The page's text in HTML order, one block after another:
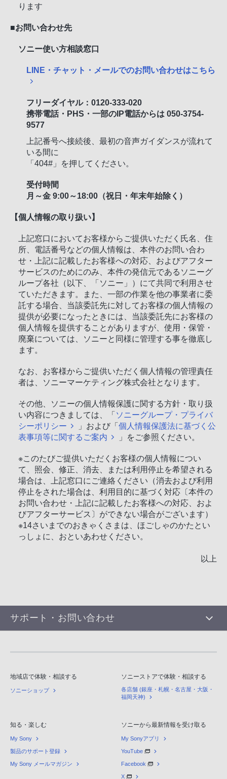
ります
■お問い合わせ先
ソニー使い方相談窓口
LINE・チャット・メールでのお問い合わせはこちら
フリーダイヤル：0120-333-020
携帯電話・PHS・一部のIP電話からは 050-3754-
9577
上記番号へ接続後、最初の音声ガイダンスが流れて
いる間に
「404#」を押してください。
受付時間
月～金 9:00～18:00（祝日・年末年始除く）
【個人情報の取り扱い】
上記窓口においてお客様からご提供いただく氏名、住
所、電話番号などの個人情報は、本件のお問い合わ
せ・上記に記載したお客様への対応、およびアフター
サービスのためにのみ、本件の発信元であるソニーグ
ループ各社（以下、「ソニー」）にて共同で利用させ
ていただきます。また、一部の作業を他の事業者に委
託する場合、当該委託先に対してお客様の個人情報の
提供が必要になったときには、当該委託先にお客様の
個人情報を提供することがありますが、使用・保管・
廃棄については、ソニーと同様に管理する事を徹底し
ます。
なお、お客様からご提供いただく個人情報の管理責任
者は、ソニーマーケティング株式会社となります。
その他、ソニーの個人情報保護に関する方針・取り扱
い内容につきましては、「 ソニーグループ・プライバ
シーポリシー
」および「個人情報保護法に基づく公
表事項等に関するご案内
」をご参照ください。
※このたびご提供いただくお客様の個人情報につい
て、照会、修正、消去、または利用停止を希望される
場合は、上記窓口にご連絡ください（消去および利用
停止をされた場合は、利用目的に基づく対応〔本件の
お問い合わせ・上記に記載したお客様への対応、およ
びアフターサービス〕ができない場合がございます）
※14さいまでのおきゃくさまは、ほごしゃのかたとい
っしょに、おといあわせください。
以上
サポート・お問い合わせ
地域店で体験・相談する
ソニーショップ
ソニーストアで体験・相談する
各店舗 (銀座・札幌・名古屋・大阪・
福岡天神)
知る・楽しむ
My Sony
製品のサポート登録
My Sony メールマガジン
ソニーから最新情報を受け取る
My Sonyアプリ
YouTube
Facebook
X